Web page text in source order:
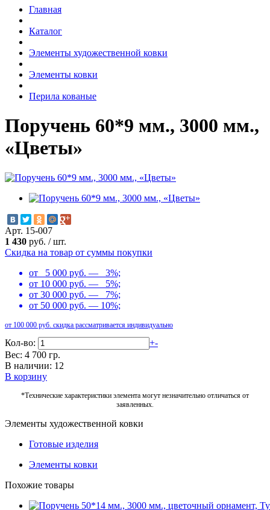
Главная
Каталог
Элементы художественной ковки
Элементы ковки
Перила кованые
Поручень 60*9 мм., 3000 мм.,
«Цветы»
Арт. 15-007
1 430 руб. /шт.
Скидка на товар от суммы покупки
от 5 000 руб. — 3%;
от 10 000 руб. — 5%;
от 30 000 руб. — 7%;
от 50 000 руб. — 10%;
от 100 000 руб. скидка рассматривается индивидуально
Кол-во: +-
Вес: 4 700 гр.
В наличии: 12
В корзину
*Технические характеристики элемента могут незначительно отличаться от
заявленных.
Элементы художественной ковки
Готовые изделия
Элементы ковки
Похожие товары